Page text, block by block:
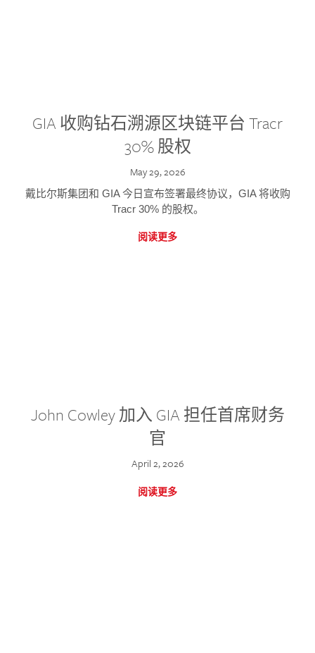
GIA 收购钻石溯源区块链平台 Tracr
30% 股权
May 29, 2026
戴比尔斯集团和 GIA 今日宣布签署最终协议，GIA 将收购
Tracr 30% 的股权。
阅读更多
John Cowley 加入 GIA 担任首席财务
官
April 2, 2026
阅读更多